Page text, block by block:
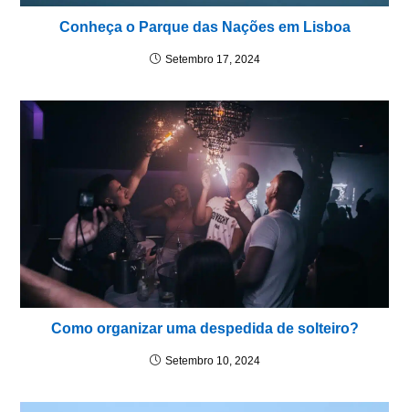
Conheça o Parque das Nações em Lisboa
Setembro 17, 2024
Como organizar uma despedida de solteiro?
Setembro 10, 2024